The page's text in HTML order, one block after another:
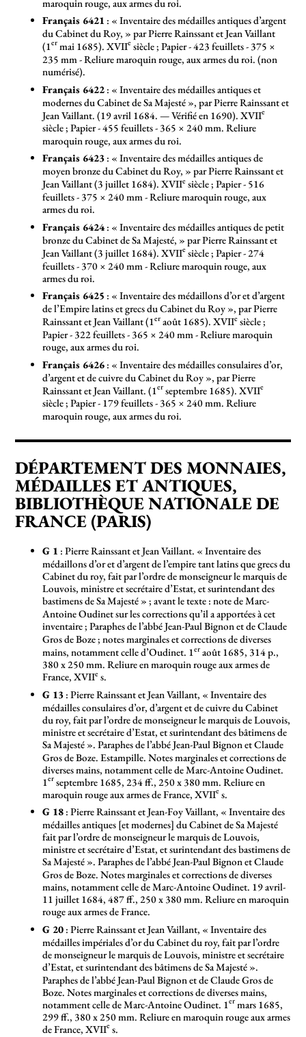
maroquin rouge, aux armes du roi.
Français 6421 : « Inventaire des médailles antiques d’argent
du Cabinet du Roy, » par Pierre Rainssant et Jean Vaillant
(1er mai 1685). XVIIe siècle; Papier - 423 feuillets - 375 ×
235 mm - Reliure maroquin rouge, aux armes du roi. (non
numérisé).
Français 6422 : « Inventaire des médailles antiques et
modernes du Cabinet de Sa Majesté », par Pierre Rainssant et
Jean Vaillant. (19 avril 1684. — Vérifié en 1690). XVIIe
siècle; Papier - 455 feuillets - 365 × 240 mm. Reliure
maroquin rouge, aux armes du roi.
Français 6423 : « Inventaire des médailles antiques de
moyen bronze du Cabinet du Roy, » par Pierre Rainssant et
Jean Vaillant (3 juillet 1684). XVIIe siècle; Papier - 516
feuillets - 375 × 240 mm - Reliure maroquin rouge, aux
armes du roi.
Français 6424: « Inventaire des médailles antiques de petit
bronze du Cabinet de Sa Majesté, » par Pierre Rainssant et
Jean Vaillant (3 juillet 1684). XVIIe siècle; Papier - 274
feuillets - 370 × 240 mm - Reliure maroquin rouge, aux
armes du roi.
Français 6425 : « Inventaire des médaillons d’or et d’argent
de l’Empire latins et grecs du Cabinet du Roy », par Pierre
Rainssant et Jean Vaillant (1er août 1685). XVIIe siècle;
Papier - 322 feuillets - 365 × 240 mm - Reliure maroquin
rouge, aux armes du roi.
Français 6426 : « Inventaire des médailles consulaires d’or,
d’argent et de cuivre du Cabinet du Roy », par Pierre
Rainssant et Jean Vaillant. (1er septembre 1685). XVIIe
siècle; Papier - 179 feuillets - 365 × 240 mm. Reliure
maroquin rouge, aux armes du roi.
DÉPARTEMENT DES MONNAIES,
MÉDAILLES ET ANTIQUES,
BIBLIOTHÈQUE NATIONALE DE
FRANCE (PARIS)
G 1 : Pierre Rainssant et Jean Vaillant. « Inventaire des
médaillons d’or et d’argent de l’empire tant latins que grecs du
Cabinet du roy, fait par l’ordre de monseigneur le marquis de
Louvois, ministre et secrétaire d’Estat, et surintendant des
bastimens de Sa Majesté » ; avant le texte : note de Marc-
Antoine Oudinet sur les corrections qu’il a apportées à cet
inventaire; Paraphes de l’abbé Jean-Paul Bignon et de Claude
Gros de Boze; notes marginales et corrections de diverses
mains, notamment celle d’Oudinet. 1er août 1685, 314 p.,
380 x 250 mm. Reliure en maroquin rouge aux armes de
France, XVIIe s.
G 13 : Pierre Rainssant et Jean Vaillant, « Inventaire des
médailles consulaires d’or, d’argent et de cuivre du Cabinet
du roy, fait par l’ordre de monseigneur le marquis de Louvois,
ministre et secrétaire d’Estat, et surintendant des bâtimens de
Sa Majesté ». Paraphes de l’abbé Jean-Paul Bignon et Claude
Gros de Boze. Estampille. Notes marginales et corrections de
diverses mains, notamment celle de Marc-Antoine Oudinet.
1er septembre 1685, 234 ff., 250 x 380 mm. Reliure en
maroquin rouge aux armes de France, XVIIe s.
G 18 : Pierre Rainssant et Jean-Foy Vaillant, « Inventaire des
médailles antiques [et modernes] du Cabinet de Sa Majesté
fait par l’ordre de monseigneur le marquis de Louvois,
ministre et secrétaire d’Estat, et surintendant des bastimens de
Sa Majesté ». Paraphes de l’abbé Jean-Paul Bignon et Claude
Gros de Boze. Notes marginales et corrections de diverses
mains, notamment celle de Marc-Antoine Oudinet. 19 avril-
11 juillet 1684, 487 ff., 250 x 380 mm. Reliure en maroquin
rouge aux armes de France.
G 20 : Pierre Rainssant et Jean Vaillant, « Inventaire des
médailles impériales d’or du Cabinet du roy, fait par l’ordre
de monseigneur le marquis de Louvois, ministre et secrétaire
d’Estat, et surintendant des bâtimens de Sa Majesté ».
Paraphes de l’abbé Jean-Paul Bignon et de Claude Gros de
Boze. Notes marginales et corrections de diverses mains,
notamment celle de Marc-Antoine Oudinet. 1er mars 1685,
299 ff., 380 x 250 mm. Reliure en maroquin rouge aux armes
de France, XVIIe s.